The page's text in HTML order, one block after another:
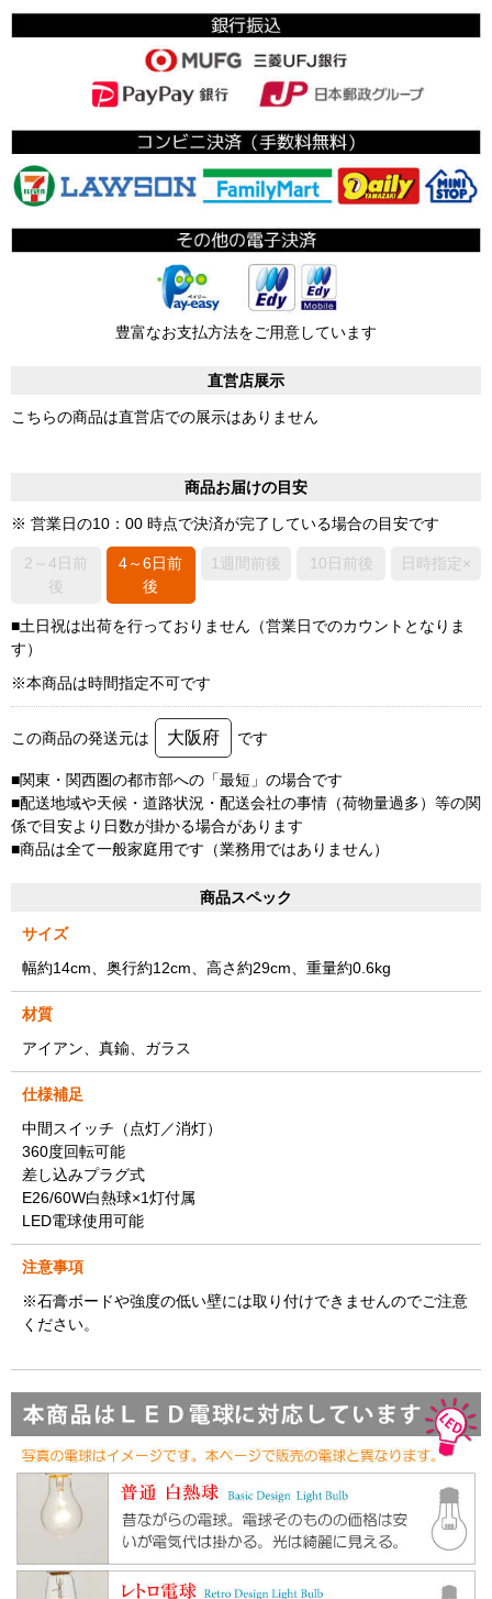
豊富なお支払方法をご用意しています
直営店展示
こちらの商品は直営店での展示はありません
商品お届けの目安
※ 営業日の10：00 時点で決済が完了している場合の目安です
2～4日前
後
4～6日前
後
1週間前後 10日前後 日時指定×
■土日祝は出荷を行っておりません（営業日でのカウントとなりま
す）
※本商品は時間指定不可です
この商品の発送元は 大阪府 です
■関東・関西圏の都市部への「最短」の場合です
■配送地域や天候・道路状況・配送会社の事情（荷物量過多）等の関
係で目安より日数が掛かる場合があります
■商品は全て一般家庭用です（業務用ではありません）
商品スペック
サイズ
幅約14cm、奥行約12cm、高さ約29cm、重量約0.6kg
材質
アイアン、真鍮、ガラス
仕様補足
中間スイッチ（点灯／消灯）
360度回転可能
差し込みプラグ式
E26/60W白熱球×1灯付属
LED電球使用可能
注意事項
※石膏ボードや強度の低い壁には取り付けできませんのでご注意
ください。